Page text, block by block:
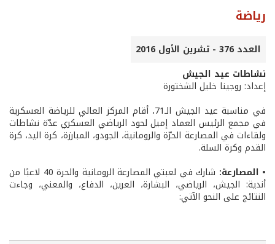
رياضة
العدد 376 - تشرين الأول 2016
نشاطات عيد الجيش
إعداد: روجينا خليل الشختورة
في مناسبة عيد الجيش الـ71، أقام المركز العالي للرياضة العسكرية
في مجمع الرئيس العماد إميل لحود الرياضي العسكري عدّة نشاطات
ولقاءات في المصارعة الحرّة والرومانية، الجودو، المبارزة، كرة اليد، كرة
القدم وكرة السلة.
• المصارعة:
شارك في لعبتي المصارعة الرومانية والحرة 40 لاعبًا من
أندية: الجيش، الرياضي، البشارة، العرين، الدفاع، والمعني، وجاءت
النتائج على النحو الآتي: